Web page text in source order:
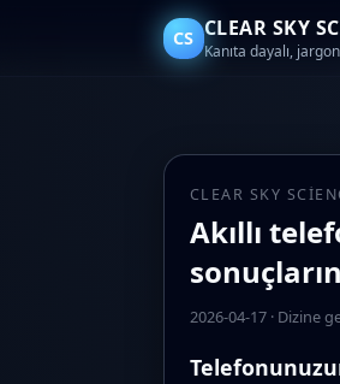
CS CLEAR SKY
Kanıta dayalı,
CLEAR SKY
Akıllı
2026-04-17· Dizine